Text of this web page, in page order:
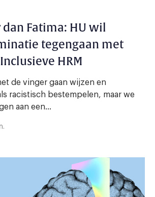
dan Fatima: HU wil
tegengaan met
HRM
de vinger gaan wijzen en
racistisch bestempelen, maar we
aan een...